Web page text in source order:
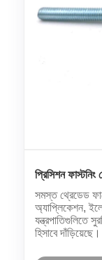
প্রিসিশন ফাস্টনিং
সমস্ত থ্রেডেড
অ্যাপ্লিকেশন,
যন্ত্রপাতিগুলিতে
হিসাবে দাঁড়িয়েছে।